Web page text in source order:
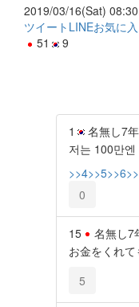
2019/03/16(Sat)
ツイート LINEお気に
51
9
1 名無し7
저는 100만
>>4>>5>>6
0
15 名無し7
お金をくれて
5